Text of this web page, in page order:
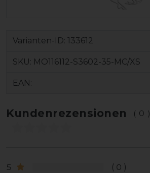
Varianten-ID: 133612
SKU: MO116112-S3602-35-MC/XS
EAN:
Kundenrezensionen (0)
5
0